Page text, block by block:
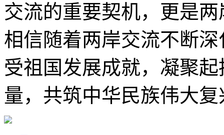
交流的重要契机，更是
相信随着两岸交流不断
受祖国发展成就，凝聚
量，共筑中华民族伟大